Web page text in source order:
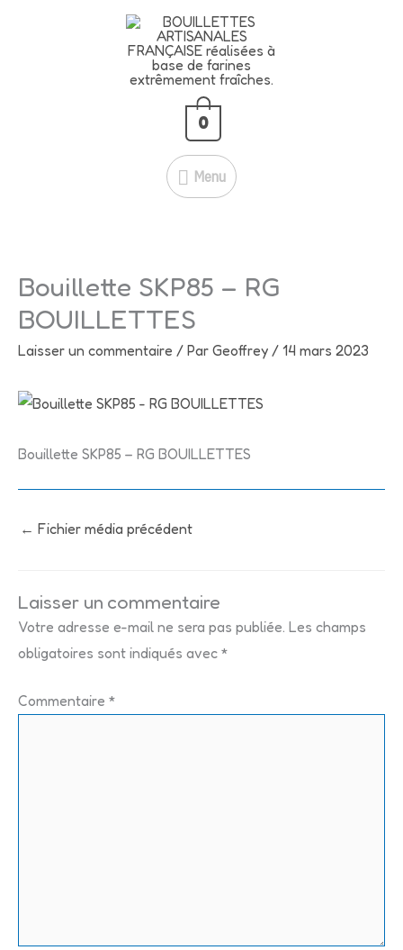
Menu
Menu
0
Bouillette SKP85 – RG
BOUILLETTES
Laisser un commentaire / Par Geoffrey / 14 mars 2023
Bouillette SKP85 – RG BOUILLETTES
← Fichier média précédent
Laisser un commentaire
Votre adresse e-mail ne sera pas publiée. Les champs
obligatoires sont indiqués avec *
Commentaire *
BLACK CASSIS – 5 KG À
SEULEMENT 39 € !
39 €💥
Économisez 12 € ! Profitez-en
maintenant !